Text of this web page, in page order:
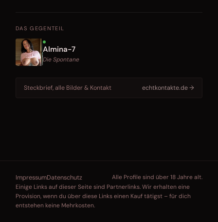
DAS GEGENTEIL
Almina-7
Die Spontane
Steckbrief, alle Bilder & Kontakt echtkontakte.de →
ImpressumDatenschutz
Alle Profile sind über 18 Jahre alt.
Einige Links auf dieser Seite sind Partnerlinks. Wir erhalten eine
Provision, wenn du über diese Links einen Kauf tätigst – für dich
entstehen keine Mehrkosten.